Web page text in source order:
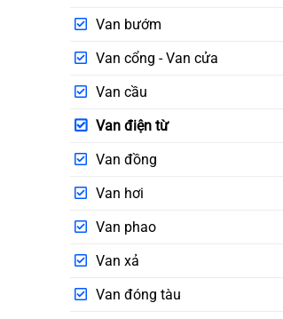
Van bướm
Van cổng - Van cửa
Van cầu
Van điện từ
Van đồng
Van hơi
Van phao
Van xả
Van đóng tàu